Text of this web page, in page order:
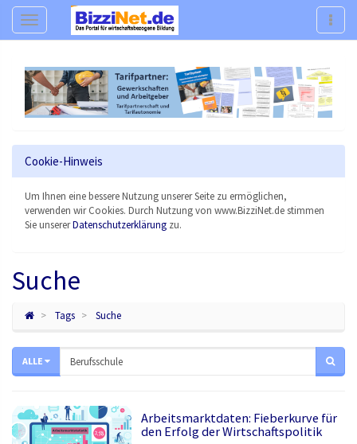
Navigation
Cookie-Hinweis
Um Ihnen eine bessere Nutzung unserer Seite zu ermöglichen,
verwenden wir Cookies. Durch Nutzung von www.BizziNet.de stimmen
Sie unsererDatenschutzerklärung zu.
Suche
Tags Suche
ALLE
Arbeitsmarktdaten: Fieberkurve für
den Erfolg der Wirtschaftspolitik